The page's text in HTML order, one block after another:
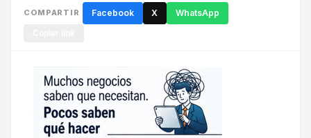
COMPARTIR Facebook X WhatsApp